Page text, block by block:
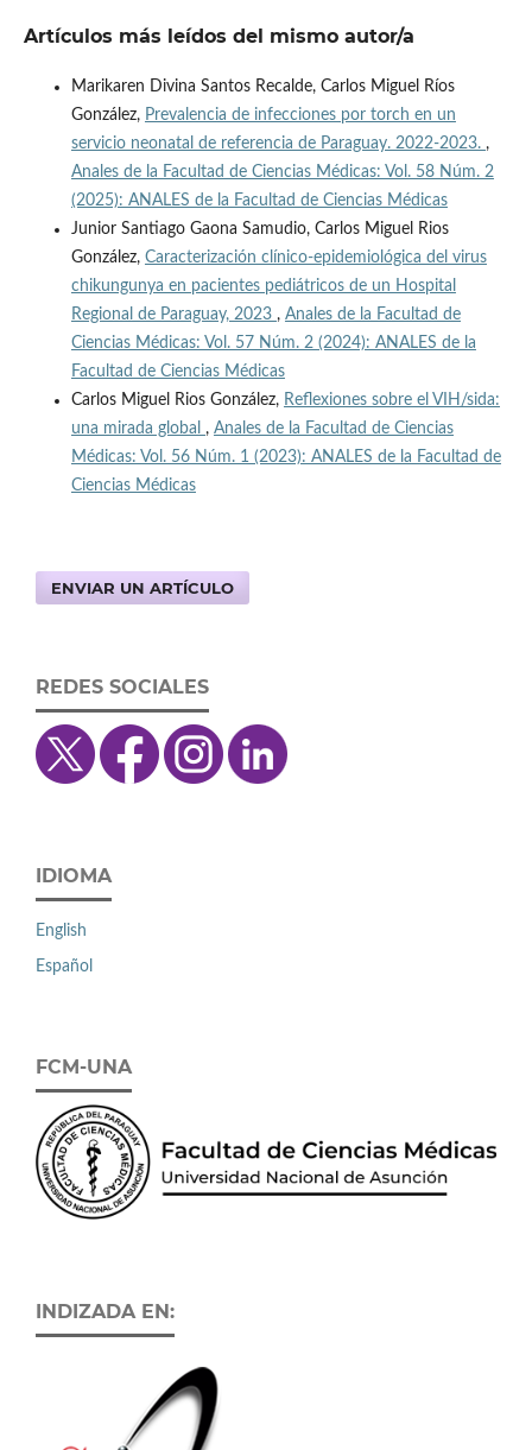
Artículos más leídos del mismo autor/a
Marikaren Divina Santos Recalde, Carlos Miguel Ríos
González, Prevalencia de infecciones por torch en un
servicio neonatal de referencia de Paraguay. 2022-2023. ,
Anales de la Facultad de Ciencias Médicas: Vol. 58 Núm. 2
(2025): ANALES de la Facultad de Ciencias Médicas
Junior Santiago Gaona Samudio, Carlos Miguel Rios
González, Caracterización clínico-epidemiológica del virus
chikungunya en pacientes pediátricos de un Hospital
Regional de Paraguay, 2023 , Anales de la Facultad de
Ciencias Médicas: Vol. 57 Núm. 2 (2024): ANALES de la
Facultad de Ciencias Médicas
Carlos Miguel Rios González, Reflexiones sobre el VIH/sida:
una mirada global , Anales de la Facultad de Ciencias
Médicas: Vol. 56 Núm. 1 (2023): ANALES de la Facultad de
Ciencias Médicas
ENVIAR UN ARTÍCULO
REDES SOCIALES
IDIOMA
English
Español
FCM-UNA
INDIZADA EN: